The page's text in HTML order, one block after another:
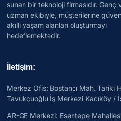
sunan bir teknoloji firmasıdır. Genç
uzman ekibiyle, müşterilerine
akıllı yaşam alanları oluşturmayı
hedeflemektedir.
İletişim:
Merkez Ofis: Bostancı Mah. Tariki
Tavukçuoğlu İş Merkezi Kadıköy /
AR-GE Merkezi: Esentepe